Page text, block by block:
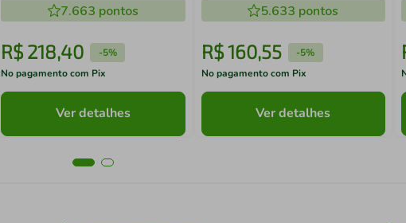
7.663 pontos
R$218,40 -5%
No pagamento com Pix
Ver detalhes
5.633 pontos
R$160,55 -5%
No pagamento com Pix
Ver detalhes